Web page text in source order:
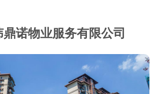
诺物业服务有限公司